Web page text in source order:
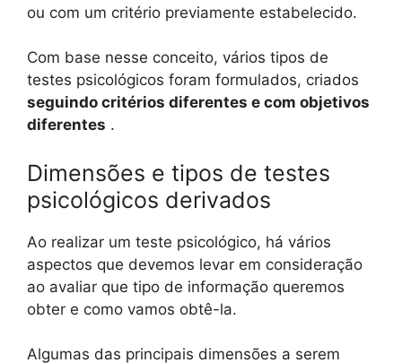
ou com um critério previamente estabelecido.
Com base nesse conceito, vários tipos de
testes psicológicos foram formulados, criados
seguindo critérios diferentes e com objetivos
diferentes .
Dimensões e tipos de testes
psicológicos derivados
Ao realizar um teste psicológico, há vários
aspectos que devemos levar em consideração
ao avaliar que tipo de informação queremos
obter e como vamos obtê-la.
Algumas das principais dimensões a serem